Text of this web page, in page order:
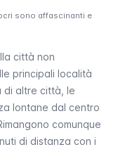
sono affascinanti e
città non
principali località
di altre città, le
lontane dal centro
comunque
di distanza con i